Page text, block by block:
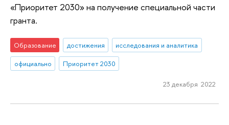
«Приоритет 2030» на получение специальной части
гранта.
Образование достижения
исследования и аналитика
официально
Приоритет 2030
23 декабря 2022